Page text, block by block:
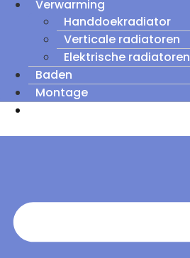
Verwarming
Handdoekradiator
Verticale radiatoren
Elektrische radiatoren
Baden
Montage